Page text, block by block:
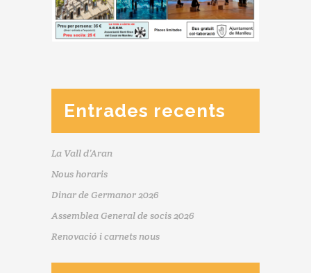
Entrades recents
La Vall d’Aran
Nous horaris
Dinar de Germanor 2026
Assemblea General de socis 2026
Renovació i carnets nous